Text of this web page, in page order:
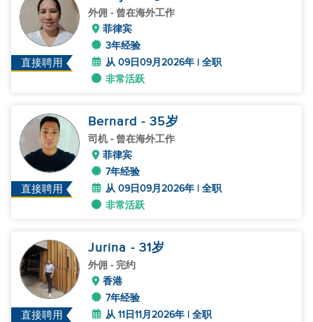
直接聘用
外佣 - 曾在海外工作
菲律宾
3年经验
从 09日09月2026年 | 全职
非常活跃
直接聘用
Bernard - 35岁
司机- 曾在海外工作
菲律宾
7年经验
从 09日09月2026年 | 全职
非常活跃
直接聘用
Jurina - 31岁
外佣 - 完约
香港
7年经验
从 11日11月2026年 | 全职